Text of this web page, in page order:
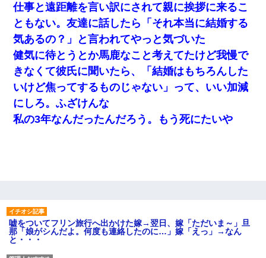
仕事と遠距離を言い訳にされて親に挨拶に来るこ
ともない。友達に話したら「それ本当に結婚する
気あるの？」と言われてやっと気づいた
健気に待とうとか馬鹿なこと考えてたけど我慢で
きなくて彼氏に聞いたら、「結婚はもちろんした
いけど焦ってするものじゃない」って、いい加減
にしろ。ふざけんな
私の3年なんだったんだろう。もう死にたいや
嘘をついてフリン旅行へ出かけた嫁→翌日、嫁「ただいま～」旦
那「娘がシんだよ。何度も連絡したのに…」嫁「えっ」→なん
と・・・